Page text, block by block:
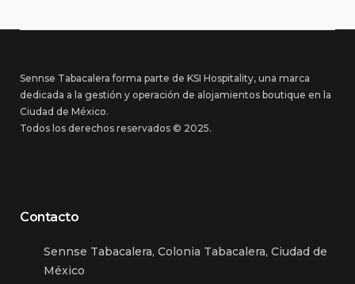
Sennse Tabacalera forma parte de KSI Hospitality, una marca
dedicada a la gestión y operación de alojamientos boutique en la
Ciudad de México.
Todos los derechos reservados © 2025.
Contacto
Sennse Tabacalera, Colonia Tabacalera, Ciudad de
México